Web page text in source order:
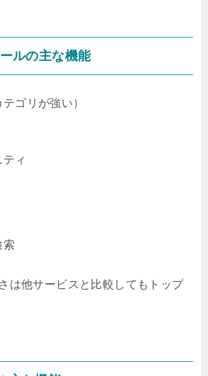
ルの主な機能
ゴリが強い）
ィ
索
は他サービスと比較してもトップ